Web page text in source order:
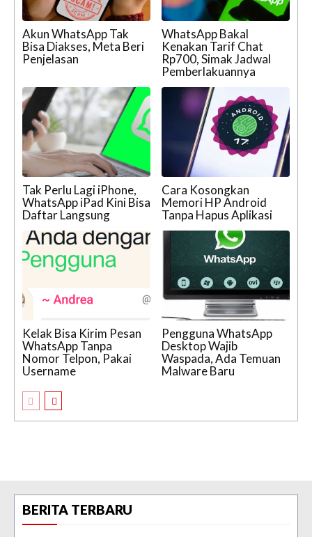
Akun WhatsApp Tak
Bisa Diakses, Meta Beri
Penjelasan
WhatsApp Bakal
Kenakan Tarif Chat
Rp700, Simak Jadwal
Pemberlakuannya
Tak Perlu Lagi iPhone,
WhatsApp iPad Kini Bisa
Daftar Langsung
Cara Kosongkan
Memori HP Android
Tanpa Hapus Aplikasi
Kelak Bisa Kirim Pesan
WhatsApp Tanpa
Nomor Telpon, Pakai
Username
Pengguna WhatsApp
Desktop Wajib
Waspada, Ada Temuan
Malware Baru
BERITA TERBARU